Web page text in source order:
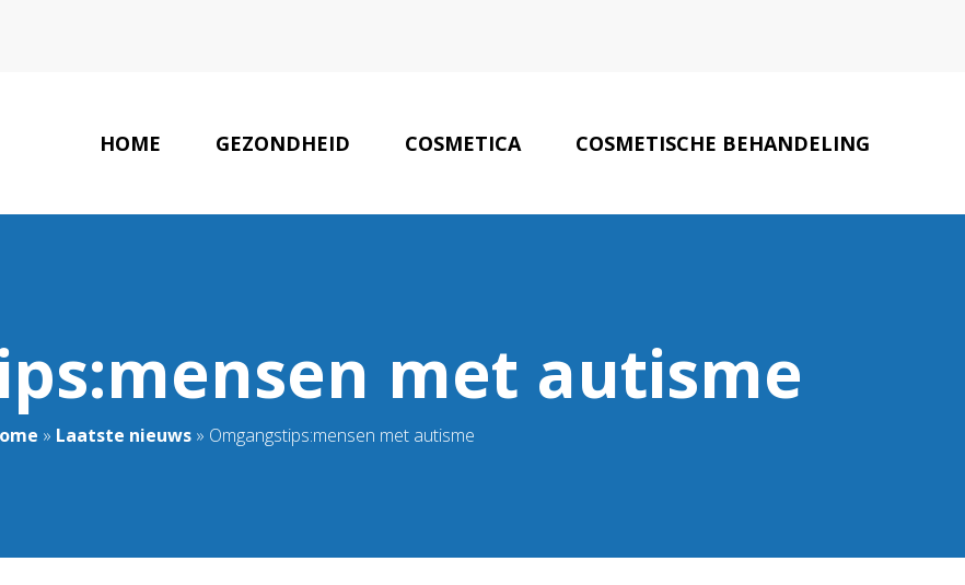
HOME GEZONDHEID COSMETICA COSMETISCHE BEHANDELING
met autisme
» Laatste nieuws» Omgangstips:mensen met autisme